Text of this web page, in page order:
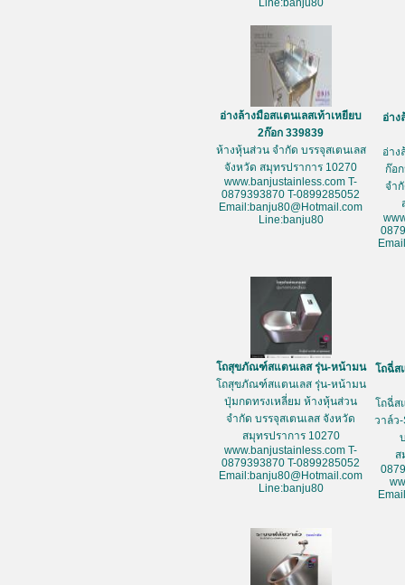
Line:banju80
อ่างล้างมือสแตนเลสเท้าเหยียบ
2ก๊อก 339839
ห้างหุ้นส่วน จำกัด บรรจุสเตนเลส
จังหวัด สมุทรปราการ 10270
www.banjustainless.com T-
0879393870 T-0899285052
Email:banju80@Hotmail.com
Line:banju80
อ่าง
อ่าง
ก๊อ
จำ
โถสุขภัณฑ์สแตนเลส รุ่น-หน้ามน
โถสุขภัณฑ์สแตนเลส รุ่น-หน้ามน
ปุ่มกดทรงเหลี่ยม ห้างหุ้นส่วน
จำกัด บรรจุสเตนเลส จังหวัด
สมุทรปราการ 10270
www.banjustainless.com T-
0879393870 T-0899285052
Email:banju80@Hotmail.com
Line:banju80
โถฉี่ส
โถฉี่ส
วาล์ว
ส